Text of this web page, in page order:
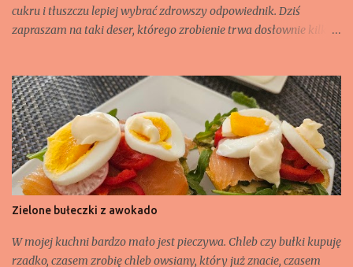
cukru i tłuszczu lepiej wybrać zdrowszy odpowiednik. Dziś
zapraszam na taki deser, którego zrobienie trwa dosłownie kilka
łyżka gorzkiego kakao, - 2 łyżeczki masła orzechowego lub pasty
orzechowej np. słony migdał czy pistacjowej, - 50 g pistacji
łuskanych, niesolonych.
Zielone bułeczki z awokado
W mojej kuchni bardzo mało jest pieczywa. Chleb czy bułki kupuję
rzadko, czasem zrobię chleb owsiany, który już znacie, czasem